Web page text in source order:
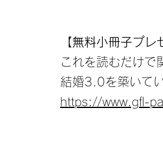
【無料小冊子プレ
これを読むだけで
結婚3.0を築いて
https://www.gfl-